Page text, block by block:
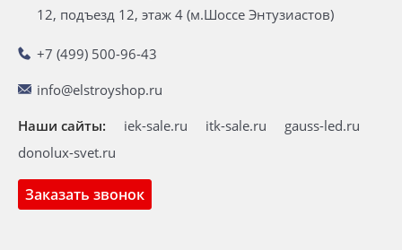
12, подъезд 12, этаж 4 (м.Шоссе Энтузиастов)
+7 (499) 500-96-43
info@elstroyshop.ru
Заказать звонок
Наши сайты: iek-sale.ru itk-sale.ru
gauss-led.ru
donolux-svet.ru